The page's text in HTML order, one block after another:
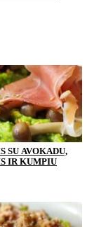
SU AVOKADU,
IR KUMPIU